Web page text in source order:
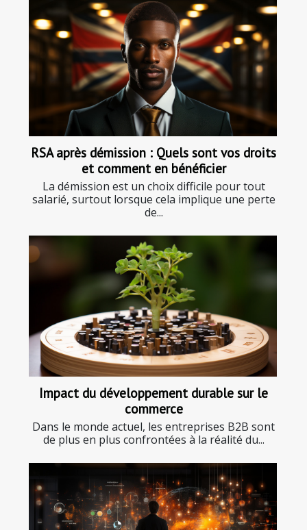
RSA après démission : Quels sont vos droits
et comment en bénéficier
La démission est un choix difficile pour tout
salarié, surtout lorsque cela implique une perte
de...
Impact du développement durable sur le
commerce
Dans le monde actuel, les entreprises B2B sont
de plus en plus confrontées à la réalité du...